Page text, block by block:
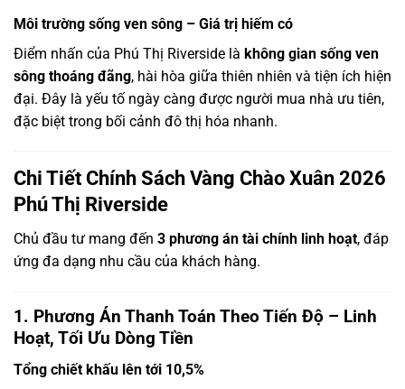
Môi trường sống ven sông – Giá trị hiếm có
Điểm nhấn của Phú Thị Riverside là không gian sống ven
sông thoáng đãng, hài hòa giữa thiên nhiên và tiện ích hiện
đại. Đây là yếu tố ngày càng được người mua nhà ưu tiên,
đặc biệt trong bối cảnh đô thị hóa nhanh.
Chi Tiết Chính Sách Vàng Chào Xuân 2026
Phú Thị Riverside
Chủ đầu tư mang đến 3 phương án tài chính linh hoạt, đáp
ứng đa dạng nhu cầu của khách hàng.
1. Phương Án Thanh Toán Theo Tiến Độ – Linh
Hoạt, Tối Ưu Dòng Tiền
Tổng chiết khấu lên tới 10,5%